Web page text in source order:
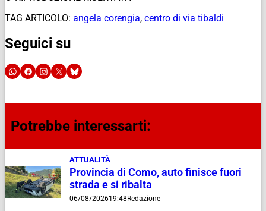
TAG ARTICOLO: angela corengia, centro di via tibaldi
Seguici su
Potrebbe interessarti:
ATTUALITÀ
Provincia di Como, auto finisce fuori
strada e si ribalta
06/08/202619:48 Redazione